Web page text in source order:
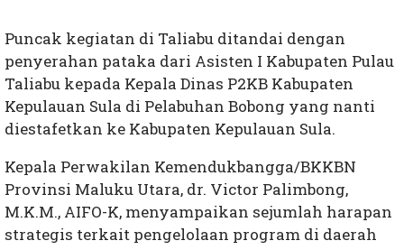
Puncak kegiatan di Taliabu ditandai dengan
penyerahan pataka dari Asisten I Kabupaten Pulau
Taliabu kepada Kepala Dinas P2KB Kabupaten
Kepulauan Sula di Pelabuhan Bobong yang nanti
diestafetkan ke Kabupaten Kepulauan Sula.
Kepala Perwakilan Kemendukbangga/BKKBN
Provinsi Maluku Utara, dr. Victor Palimbong,
M.K.M., AIFO-K, menyampaikan sejumlah harapan
strategis terkait pengelolaan program di daerah